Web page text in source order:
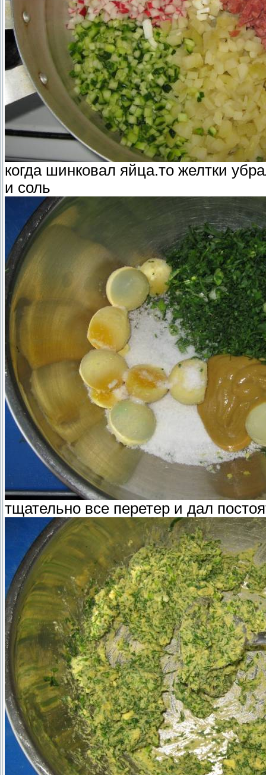
когда шинковал яйца.то желтки
и соль
тщательно все перетер и дал